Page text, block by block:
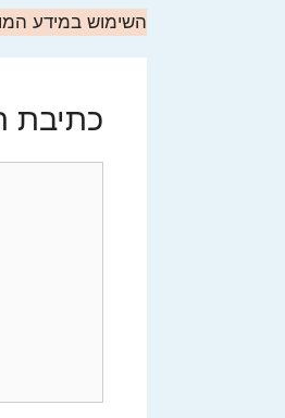
השימוש במידע
כתיבת